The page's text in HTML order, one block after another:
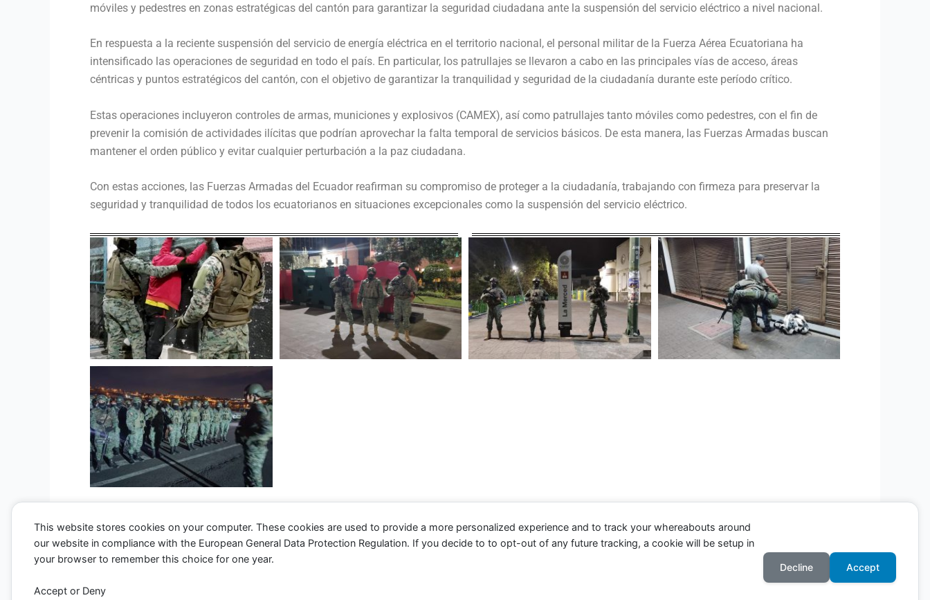
móviles y pedestres en zonas estratégicas del cantón para garantizar la seguridad ciudadana ante la suspensión del servicio eléctrico a nivel nacional.
En respuesta a la reciente suspensión del servicio de energía eléctrica en el territorio nacional, el personal militar de la Fuerza Aérea Ecuatoriana ha
intensificado las operaciones de seguridad en todo el país. En particular, los patrullajes se llevaron a cabo en las principales vías de acceso, áreas
céntricas y puntos estratégicos del cantón, con el objetivo de garantizar la tranquilidad y seguridad de la ciudadanía durante este período crítico.
Estas operaciones incluyeron controles de armas, municiones y explosivos (CAMEX), así como patrullajes tanto móviles como pedestres, con el fin de
prevenir la comisión de actividades ilícitas que podrían aprovechar la falta temporal de servicios básicos. De esta manera, las Fuerzas Armadas buscan
mantener el orden público y evitar cualquier perturbación a la paz ciudadana.
Con estas acciones, las Fuerzas Armadas del Ecuador reafirman su compromiso de proteger a la ciudadanía, trabajando con firmeza para preservar la
seguridad y tranquilidad de todos los ecuatorianos en situaciones excepcionales como la suspensión del servicio eléctrico.
←Entrada anterior Entrada siguiente
This website stores cookies on your computer. These cookies are used to provide a more personalized experience and to track your whereabouts around
our website in compliance with the European General Data Protection Regulation. If you decide to to opt-out of any future tracking, a cookie will be setup in
your browser to remember this choice for one year.
Accept or Deny
Decline Accept